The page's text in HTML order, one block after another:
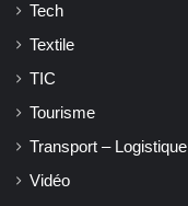
Tech
Textile
TIC
Tourisme
Transport – Logistique
Vidéo